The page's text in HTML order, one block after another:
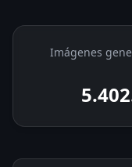
Imágenes